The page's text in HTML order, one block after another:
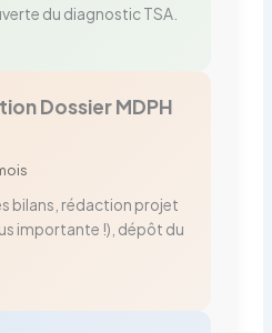
du diagnostic TSA.
Dossier MDPH
bilans, rédaction projet
importante !), dépôt du